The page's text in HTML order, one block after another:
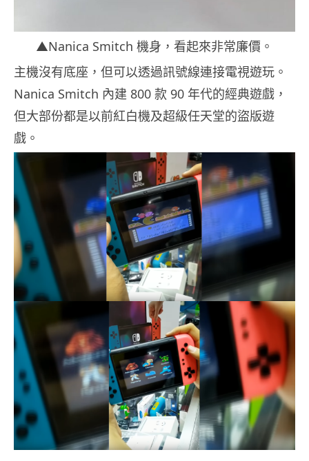
▲Nanica Smitch 機身，看起來非常廉價。
主機沒有底座，但可以透過訊號線連接電視遊玩。
Nanica Smitch 內建 800 款 90 年代的經典遊戲，
但大部份都是以前紅白機及超級任天堂的盜版遊
戲。